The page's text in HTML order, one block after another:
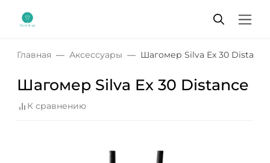
Главная Аксессуары Шагомер Silva Ex 30 Distance
Шагомер Silva Ex 30 Distance
К сравнению